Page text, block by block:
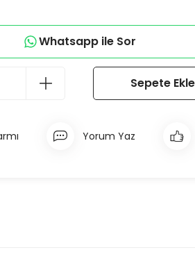
Whatsapp ile Sor
Sepete Ekle
Yorum Yaz